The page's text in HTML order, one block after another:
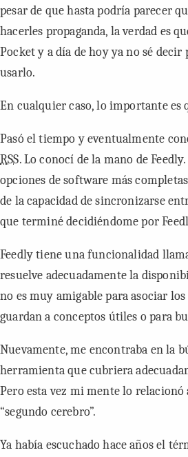
pesar de que hasta podría parecer
hacerles propaganda, la verdad es
Pocket y a día de hoy ya no sé decir
usarlo.
En cualquier caso, lo importante es
Pasó el tiempo y eventualmente
RSS. Lo conocí de la mano de
opciones de software más
de la capacidad de sincronizarse
que terminé decidiéndome por
Feedly tiene una funcionalidad
resuelve adecuadamente la
no es muy amigable para asociar
guardan a conceptos útiles o para
Nuevamente, me encontraba en la
herramienta que cubriera
Pero esta vez mi mente lo
“segundo cerebro”.
Ya había escuchado hace años el